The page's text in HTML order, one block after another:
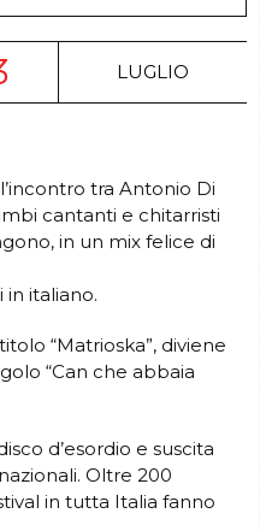
LUGLIO
tra Antonio Di
cantanti e chitarristi
in un mix felice di
in italiano.
“Matrioska”, diviene
“Can che abbaia
d’esordio e suscita
Oltre 200
in tutta Italia fanno